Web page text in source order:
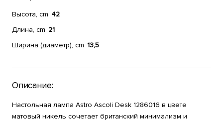
Высота, cm 42
Длина, cm 21
Ширина (диаметр), cm 13,5
Описание:
Настольная лампа Astro Ascoli Desk 1286016 в цвете
матовый никель сочетает британский минимализм и